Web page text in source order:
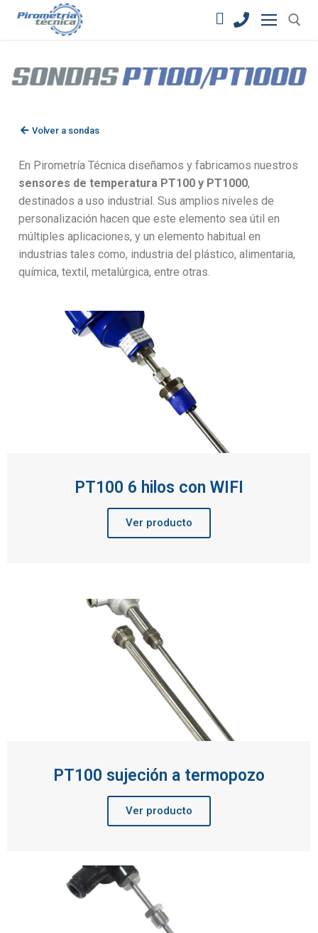
Volver a sondas
En Pirometría Técnica diseñamos y fabricamos nuestros
sensores de temperatura PT100 y PT1000,
destinados a uso industrial. Sus amplios niveles de
personalización hacen que este elemento sea útil en
múltiples aplicaciones, y un elemento habitual en
industrias tales como, industria del plástico, alimentaria,
química, textil, metalúrgica, entre otras.
PT100 6 hilos con WIFI
Ver producto
PT100 sujeción a termopozo
Ver producto